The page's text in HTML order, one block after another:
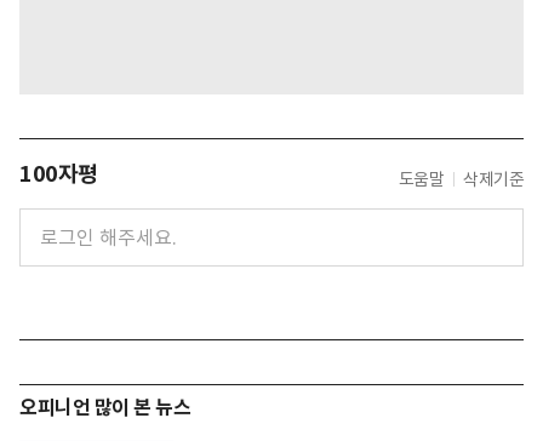
100자평 도움말 삭제기준
오피니언 많이 본 뉴스